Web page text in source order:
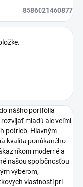
8586021460877
nášho portfólia
mladú ale veľmi
potrieb. Hlavným
kvalita ponúkaného
moderné a
našou spoločnosťou
výberom,
vlastností pri